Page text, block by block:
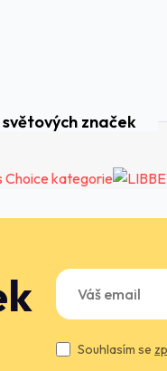
Souhlasím se
značek